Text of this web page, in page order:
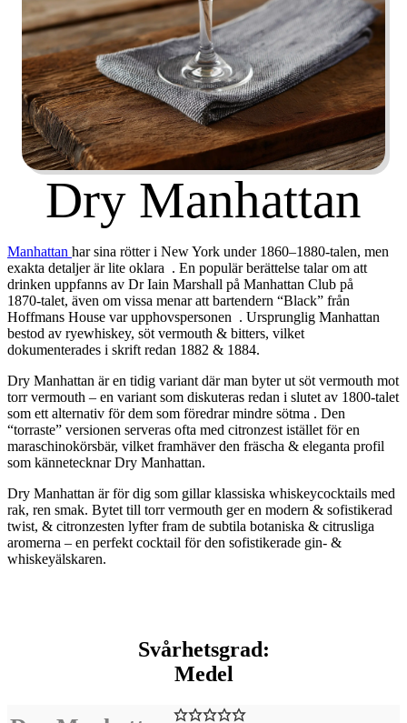
Dry Manhattan
Manhattan har sina rötter i New York under 1860–1880‑talen, men
exakta detaljer är lite oklara . En populär berättelse talar om att
drinken uppfanns av Dr Iain Marshall på Manhattan Club på
1870‑talet, även om vissa menar att bartendern “Black” från
Hoffmans House var upphovspersonen . Ursprunglig Manhattan
bestod av ryewhiskey, söt vermouth & bitters, vilket
dokumenterades i skrift redan 1882 & 1884.
Dry Manhattan är en tidig variant där man byter ut söt vermouth mot
torr vermouth – en variant som diskuteras redan i slutet av 1800‑talet
som ett alternativ för dem som föredrar mindre sötma . Den
“torraste” versionen serveras ofta med citronzest istället för en
maraschinokörsbär, vilket framhäver den fräscha & eleganta profil
som kännetecknar Dry Manhattan.
Dry Manhattan är för dig som gillar klassiska whiskeycocktails med
rak, ren smak. Bytet till torr vermouth ger en modern & sofistikerad
twist, & citronzesten lyfter fram de subtila botaniska & citrusliga
aromerna – en perfekt cocktail för den sofistikerade gin‑ &
whiskeyälskaren.
Svårhetsgrad:
Medel